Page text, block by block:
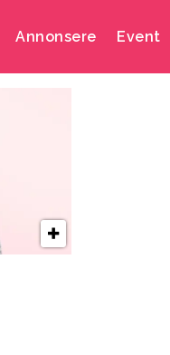
Annonsere Event